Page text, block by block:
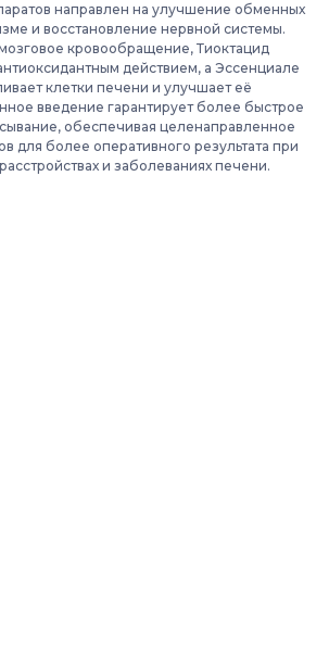
направлен на улучшение обменных
и восстановление нервной системы.
кровообращение, Тиоктацид
действием, а Эссенциале
клетки печени и улучшает её
введение гарантирует более быстрое
обеспечивая целенаправленное
для более оперативного результата при
и заболеваниях печени.